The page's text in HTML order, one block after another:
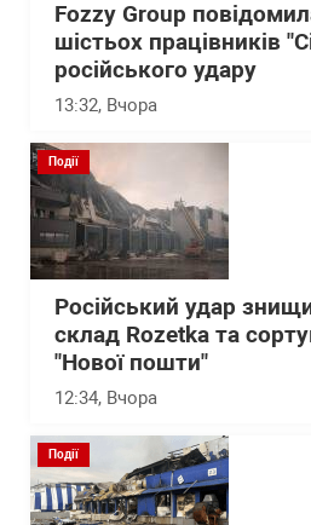
Fozzy Group
шістьох працівників
російського удару
13:32, Вчора
Події
Російський удар
склад Rozetka та
"Нової пошти"
12:34, Вчора
Події